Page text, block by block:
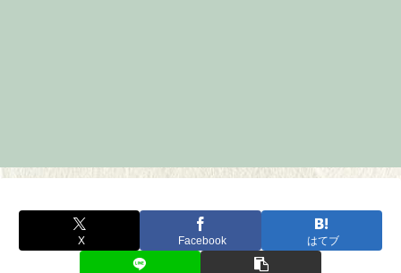
X Facebook はてブ